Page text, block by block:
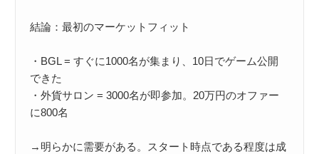
結論：最初のマーケットフィット
・BGL = すぐに1000名が集まり、10日でゲーム公開
できた
・外貨サロン = 3000名が即参加。20万円のオファー
に800名
→明らかに需要がある。スタート時点である程度は成